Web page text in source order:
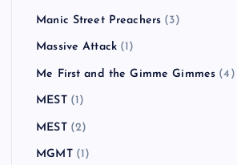
Manic Street Preachers (3)
Massive Attack (1)
Me First and the Gimme Gimmes (4)
MEST(1)
MEST(2)
MGMT(1)